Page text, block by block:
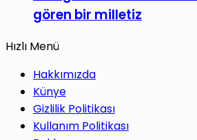
gören bir milletiz
Hızlı Menü
Hakkımızda
Künye
Gizlilik Politikası
Kullanım Politikası